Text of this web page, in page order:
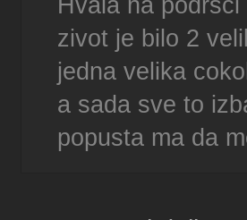
zivot je bilo 2
jedna velika
a sada sve to
popusta ma da